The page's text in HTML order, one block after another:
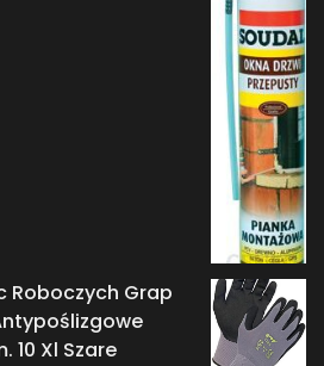
Roboczych Grap
10 Xl Szare